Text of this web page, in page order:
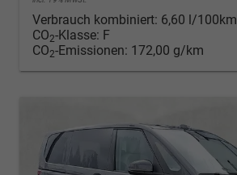
Verbrauch kombiniert: 6,60 l/100km
CO2-Klasse: F
CO2-Emissionen: 172,00 g/km